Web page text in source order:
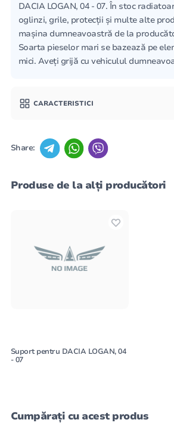
DACIA LOGAN, 04 - 07. În stoc
oglinzi, grile, protecții și multe alte
mașina dumneavoastră de la
Soarta pieselor mari se bazează pe
mici. Aveți grijă cu vehiculul
CARACTERISTICI
Share:
Produse de la alți producători
Suport pentru DACIA LOGAN, 04
- 07
Cumpărați cu acest produs